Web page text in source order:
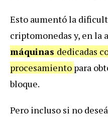
Esto aumentó la
criptomonedas y, en la
máquinas dedicadas
procesamiento para
bloque.
Pero incluso si no